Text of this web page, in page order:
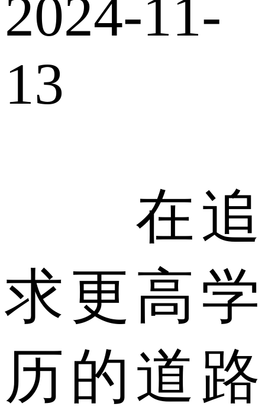
2024-11-
13
在追
求更高学
历的道路